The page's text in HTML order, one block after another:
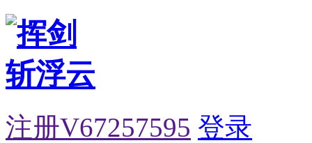
注册V67257595 登录